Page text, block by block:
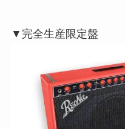
▼完全生産限定盤